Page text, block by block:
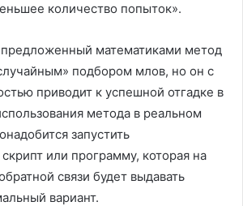
количество попыток».
предложенный математиками метод
подбором млов, но он с
приводит к успешной отгадке в
метода в реальном
запустить
или программу, которая на
связи будет выдавать
вариант.